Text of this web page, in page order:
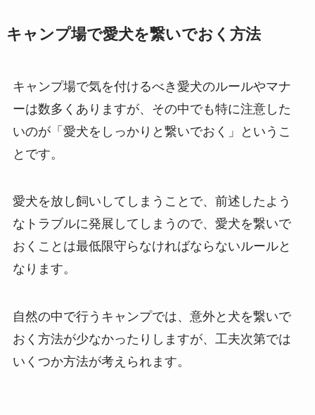
キャンプ場で愛犬を繋いでおく方法
キャンプ場で気を付けるべき愛犬のルールやマナ
ーは数多くありますが、その中でも特に注意した
いのが「愛犬をしっかりと繋いでおく」というこ
とです。
愛犬を放し飼いしてしまうことで、前述したよう
なトラブルに発展してしまうので、愛犬を繋いで
おくことは最低限守らなければならないルールと
なります。
自然の中で行うキャンプでは、意外と犬を繋いで
おく方法が少なかったりしますが、工夫次第では
いくつか方法が考えられます。